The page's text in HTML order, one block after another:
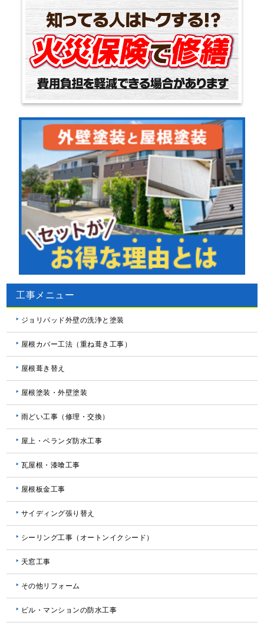
工事メニュー
ジョリパッド外壁の洗浄と塗装
屋根カバー工法（重ね葺き工事）
屋根葺き替え
屋根塗装・外壁塗装
雨どい工事（修理・交換）
屋上・ベランダ防水工事
瓦屋根・漆喰工事
屋根板金工事
サイディング張り替え
シーリング工事（オートンイクシード）
天窓工事
その他リフォーム
ビル・マンションの防水工事